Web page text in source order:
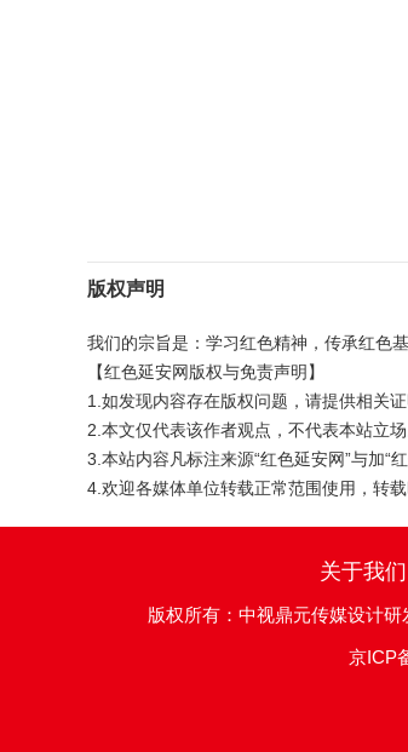
版权声明
我们的宗旨是：学习红色精神，传承红色基
【红色延安网版权与免责声明】
1.如发现内容存在版权问题，请提供相关
2.本文仅代表该作者观点，不代表本站立场
3.本站内容凡标注来源“红色延安网”与加“
4.欢迎各媒体单位转载正常范围使用，转
关于我们
版权所有：中视鼎元传媒设计研
京ICP